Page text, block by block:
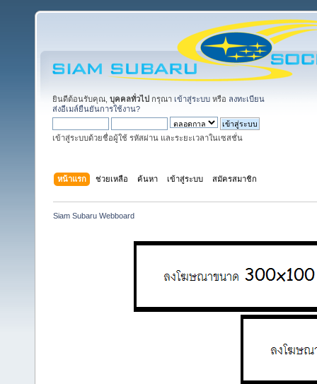
ยินดีต้อนรับคุณ, บุคคลทั่วไป กรุณา เข้าสู่ระบบ หรือ ลงทะเบียน
ส่งอีเมล์ยืนยันการใช้งาน?
เข้าสู่ระบบด้วยชื่อผู้ใช้ รหัสผ่าน และระยะเวลาในเซสชั่น
หน้าแรก ช่วยเหลือ ค้นหา เข้าสู่ระบบ สมัครสมาชิก
Siam Subaru Webboard